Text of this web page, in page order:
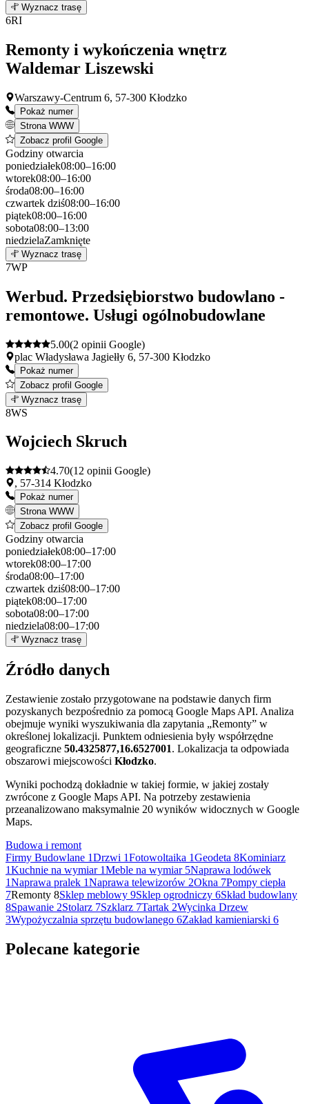
+
Wyznacz trasę
6RI
Remonty i wykończenia wnętrz
Waldemar Liszewski
Warszawy-Centrum 6, 57-300 Kłodzko
Pokaż numer
Strona WWW
Zobacz profil Google
Godziny otwarcia
poniedziałek08:00–16:00
wtorek08:00–16:00
środa08:00–16:00
czwartek dziś08:00–16:00
piątek08:00–16:00
sobota08:00–13:00
niedzielaZamknięte
+
Wyznacz trasę
7WP
Werbud. Przedsiębiorstwo budowlano -
remontowe. Usługi ogólnobudowlane
5.00(2 opinii Google)
plac Władysława Jagiełły 6, 57-300 Kłodzko
Pokaż numer
Zobacz profil Google
+
−
Wyznacz trasę
8WS
Wojciech Skruch
4.70(12 opinii Google)
, 57-314 Kłodzko
Pokaż numer
Strona WWW
Zobacz profil Google
Godziny otwarcia
poniedziałek08:00–17:00
wtorek08:00–17:00
środa08:00–17:00
czwartek dziś08:00–17:00
piątek08:00–17:00
sobota08:00–17:00
niedziela08:00–17:00
+
−
Wyznacz trasę
Źródło danych
Zestawienie zostało przygotowane na podstawie danych firm
pozyskanych bezpośrednio za pomocą Google Maps API. Analiza
obejmuje wyniki wyszukiwania dla zapytania „Remonty” w
określonej lokalizacji. Punktem odniesienia były współrzędne
geograficzne 50.4325877,16.6527001. Lokalizacja ta odpowiada
obszarowi miejscowości Kłodzko.
Wyniki pochodzą dokładnie w takiej formie, w jakiej zostały
zwrócone z Google Maps API. Na potrzeby zestawienia
przeanalizowano maksymalnie 20 wyników widocznych w Google
Maps.
Budowa i remont
Firmy Budowlane 1Drzwi 1Fotowoltaika 1Geodeta 8Kominiarz
1Kuchnie na wymiar 1Meble na wymiar 5Naprawa lodówek
1Naprawa pralek 1Naprawa telewizorów 2Okna 7Pompy ciepła
7Remonty 8Sklep meblowy 9Sklep ogrodniczy 6Skład budowlany
8Spawanie 2Stolarz 7Szklarz 7Tartak 2Wycinka Drzew
3Wypożyczalnia sprzętu budowlanego 6Zakład kamieniarski 6
Polecane kategorie